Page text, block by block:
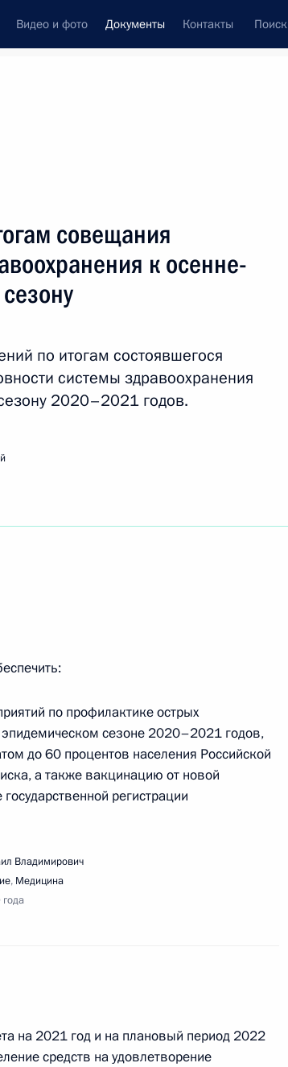
Видео и фото Документы Контакты Поиск
материалы
производства и потребления,
членами Общественной палаты
с членами Правительства
России в Международную организацию
наблюдательного совета АСИ
совещания
к осенне-
по итогам состоявшегося
системы здравоохранения
2020–2021 годов.
по профилактике острых
сезоне 2020–2021 годов,
до 60 процентов населения Российской
а также вакцинацию от новой
регистрации
Владимирович
, Медицина
на 2021 год и на плановый период 2022
средств на удовлетворение